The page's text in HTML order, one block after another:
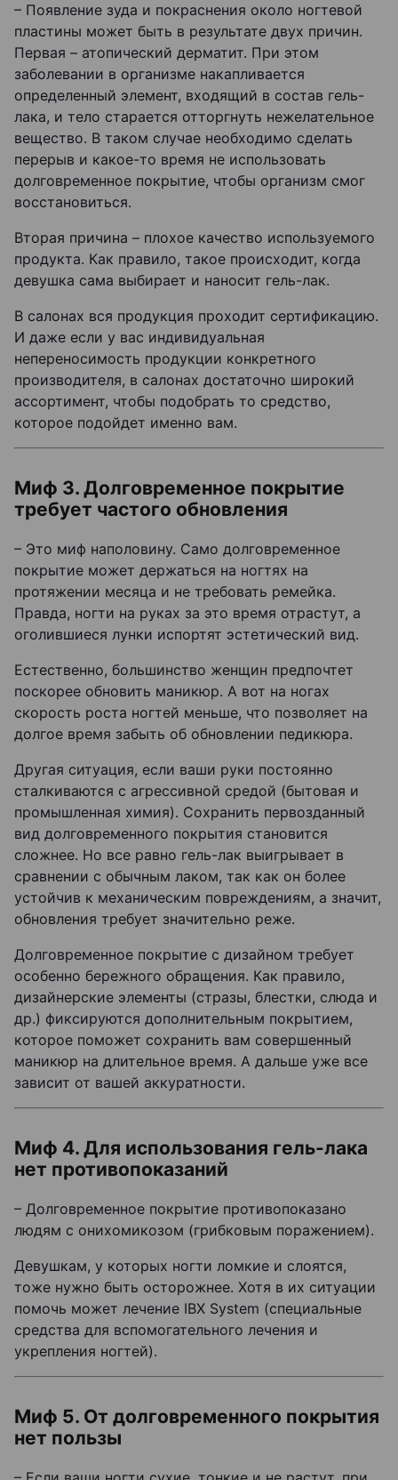
– Появление зуда и покраснения около ногтевой
пластины может быть в результате двух причин.
Первая – атопический дерматит. При этом
заболевании в организме накапливается
определенный элемент, входящий в состав гель-
лака, и тело старается отторгнуть нежелательное
вещество. В таком случае необходимо сделать
перерыв и какое-то время не использовать
долговременное покрытие, чтобы организм смог
восстановиться.
Вторая причина – плохое качество используемого
продукта. Как правило, такое происходит, когда
девушка сама выбирает и наносит гель-лак.
В салонах вся продукция проходит сертификацию.
И даже если у вас индивидуальная
непереносимость продукции конкретного
производителя, в салонах достаточно широкий
ассортимент, чтобы подобрать то средство,
которое подойдет именно вам.
Миф 3. Долговременное покрытие
требует частого обновления
– Это миф наполовину. Само долговременное
покрытие может держаться на ногтях на
протяжении месяца и не требовать ремейка.
Правда, ногти на руках за это время отрастут, а
оголившиеся лунки испортят эстетический вид.
Естественно, большинство женщин предпочтет
поскорее обновить маникюр. А вот на ногах
скорость роста ногтей меньше, что позволяет на
долгое время забыть об обновлении педикюра.
Другая ситуация, если ваши руки постоянно
сталкиваются с агрессивной средой (бытовая и
промышленная химия). Сохранить первозданный
вид долговременного покрытия становится
сложнее. Но все равно гель-лак выигрывает в
сравнении с обычным лаком, так как он более
устойчив к механическим повреждениям, а значит,
обновления требует значительно реже.
Долговременное покрытие с дизайном требует
особенно бережного обращения. Как правило,
дизайнерские элементы (стразы, блестки, слюда и
др.) фиксируются дополнительным покрытием,
которое поможет сохранить вам совершенный
маникюр на длительное время. А дальше уже все
зависит от вашей аккуратности.
Миф 4. Для использования гель-лака
нет противопоказаний
– Долговременное покрытие противопоказано
людям с онихомикозом (грибковым поражением).
Девушкам, у которых ногти ломкие и слоятся,
тоже нужно быть осторожнее. Хотя в их ситуации
помочь может лечение IBX System (специальные
средства для вспомогательного лечения и
укрепления ногтей).
Миф 5. От долговременного покрытия
нет пользы